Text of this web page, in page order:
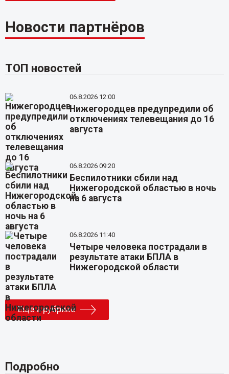
Новости партнёров
ТОП новостей
06.8.2026 12:00
Нижегородцев предупредили об
отключениях телевещания до 16
августа
06.8.2026 09:20
Беспилотники сбили над
Нижегородской областью в ночь
на 6 августа
06.8.2026 11:40
Четыре человека пострадали в
результате атаки БПЛА в
Нижегородской области
Еще в рубрике
Подробно